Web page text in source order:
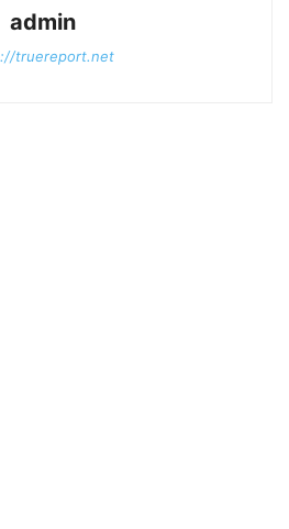
admin
truereport.net